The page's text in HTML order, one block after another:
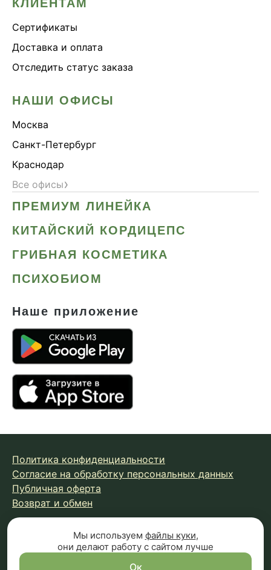
КЛИЕНТАМ
Сертификаты
Доставка и оплата
Отследить статус заказа
НАШИ ОФИСЫ
Москва
Санкт-Петербург
Краснодар
Все офисы›
ПРЕМИУМ ЛИНЕЙКА
КИТАЙСКИЙ КОРДИЦЕПС
ГРИБНАЯ КОСМЕТИКА
ПСИХОБИОМ
Наше приложение
Политика конфиденциальности
Согласие на обработку персональных данных
Публичная оферта
Возврат и обмен
© 2026 Fungiline — зарегистрированная торговая марка.
Копирование материалов с сайта запрещено.
Вся информация на сайте носит справочный характер и
Мы используем файлы куки,
они делают работу с сайтом лучше
Ок